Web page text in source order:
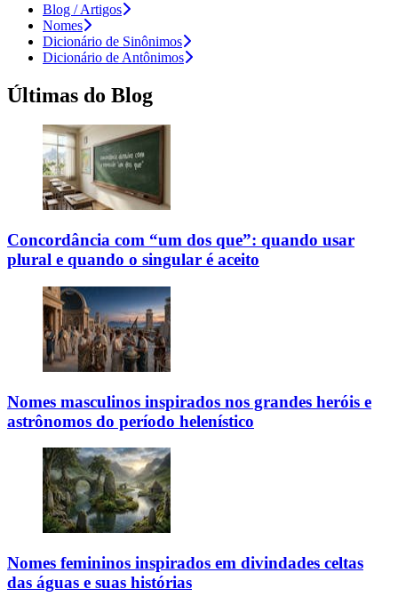
Blog / Artigos
Nomes
Dicionário de Sinônimos
Dicionário de Antônimos
Últimas do Blog
Concordância com “um dos que”: quando usar
plural e quando o singular é aceito
Nomes masculinos inspirados nos grandes heróis e
astrônomos do período helenístico
Nomes femininos inspirados em divindades celtas
das águas e suas histórias